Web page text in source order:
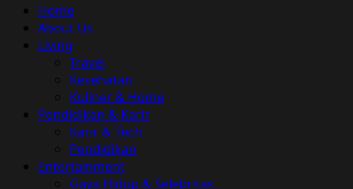
Primary
Menu
Home
About Us
Living
Travel
Kesehatan
Kuliner & Home
Pendidikan & Karir
Karir & Tech
Pendidikan
Entertainment
Gaya Hidup & Selebritas